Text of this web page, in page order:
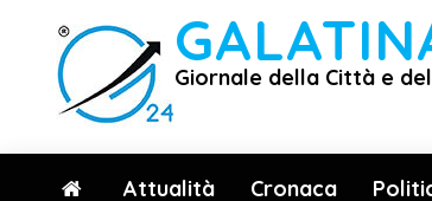
contenuto
Giornale della Città e
Attualità Cronaca